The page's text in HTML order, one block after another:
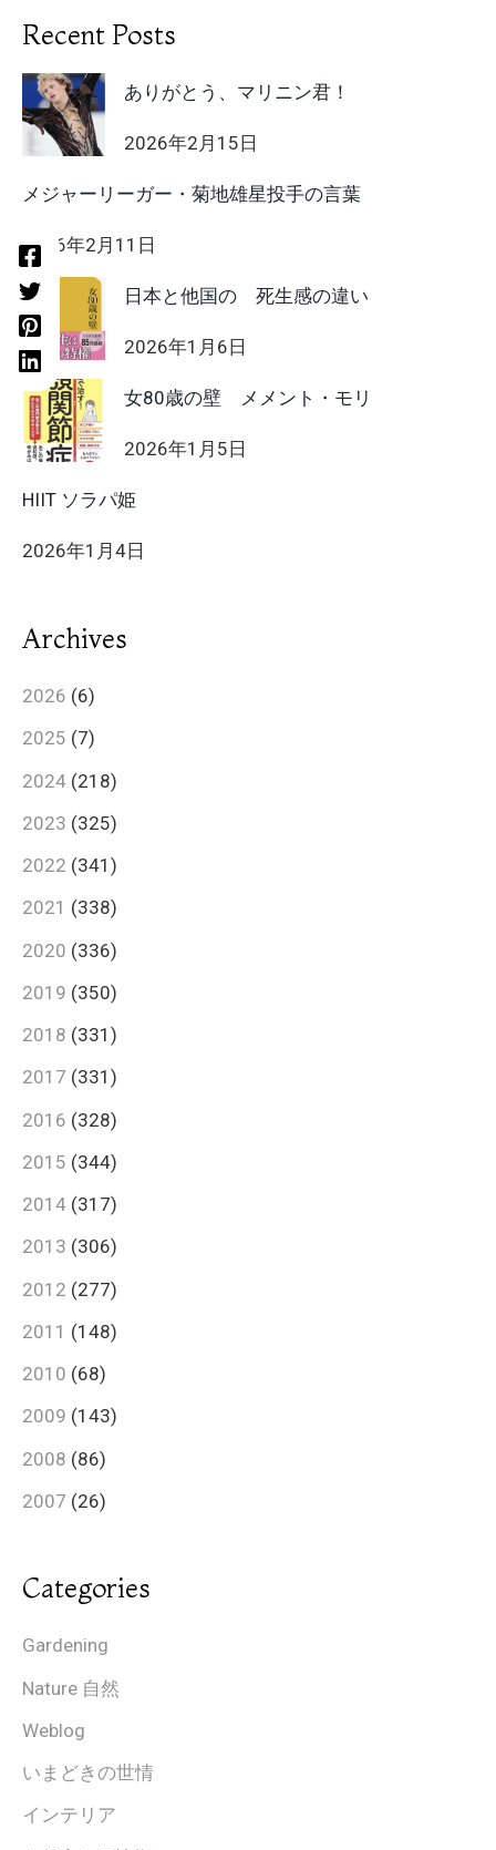
Recent Posts
ありがとう、マリニン君！
2026年2月15日
メジャーリーガー・菊地雄星投手の言葉
2026年2月11日
日本と他国の 死生感の違い
2026年1月6日
女80歳の壁 メメント・モリ
2026年1月5日
HIIT ソラパ姫
2026年1月4日
Archives
2026 (6)
2025 (7)
2024 (218)
2023 (325)
2022 (341)
2021 (338)
2020 (336)
2019 (350)
2018 (331)
2017 (331)
2016 (328)
2015 (344)
2014 (317)
2013 (306)
2012 (277)
2011 (148)
2010 (68)
2009 (143)
2008 (86)
2007 (26)
Categories
Gardening
Nature 自然
Weblog
いまどきの世情
インテリア